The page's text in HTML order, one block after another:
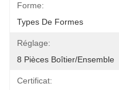
Forme:
Types De Formes
Réglage:
8 Pièces Boîtier/ensemble
Certificat: